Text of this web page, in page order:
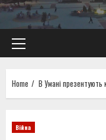
Primary
Menu
Home В Умані презентують
Війна